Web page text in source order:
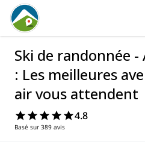
Ski de randonnée
: Les meilleures
air vous attendent
4.8
Basé sur 389 avis